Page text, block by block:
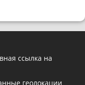
ссылка на
геолокации